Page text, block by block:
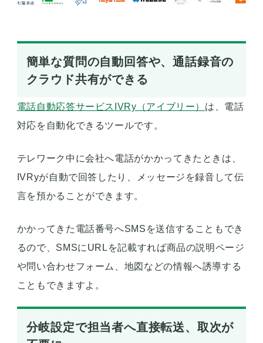
簡単な質問の自動回答や、通話録音の
クラウド共有ができる
電話自動応答サービスIVRy（アイブリー） は、電話
対応を自動化できるツールです。
テレワーク中に会社へ電話がかかってきたときは、
IVRyが自動で回答したり、メッセージを録音して伝
言を預かることができます。
かかってきた電話番号へSMSを送信することもでき
るので、SMSにURLを記載すれば商品の説明ページ
や問い合わせフォーム、地図などの情報へ誘導する
こともできますよ。
分岐設定で担当者へ直接転送、取次が